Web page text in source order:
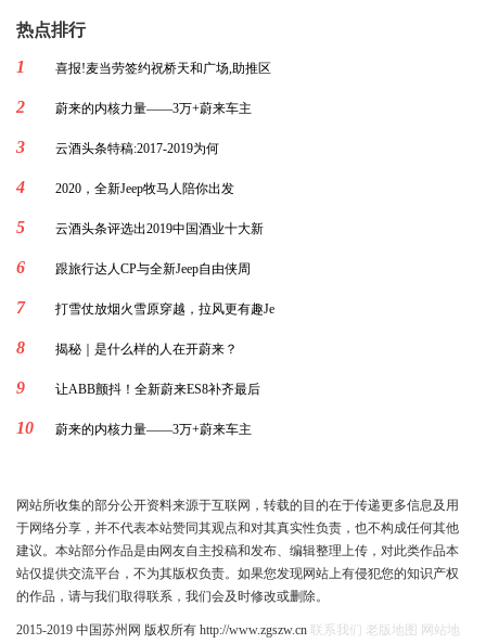
热点排行
1
喜报!麦当劳签约祝桥天和广场,助推区
2 蔚来的内核力量——3万+蔚来车主
3 云酒头条特稿:2017-2019为何
4 2020，全新Jeep牧马人陪你出发
5 云酒头条评选出2019中国酒业十大新
6 跟旅行达人CP与全新Jeep自由侠周
7 打雪仗放烟火雪原穿越，拉风更有趣Je
8 揭秘｜是什么样的人在开蔚来？
9 让ABB颤抖！全新蔚来ES8补齐最后
10 蔚来的内核力量——3万+蔚来车主
网站所收集的部分公开资料来源于互联网，转载的目的在于传递更多信息及用
于网络分享，并不代表本站赞同其观点和对其真实性负责，也不构成任何其他
建议。本站部分作品是由网友自主投稿和发布、编辑整理上传，对此类作品本
站仅提供交流平台，不为其版权负责。如果您发现网站上有侵犯您的知识产权
的作品，请与我们取得联系，我们会及时修改或删除。
2015-2019 中国苏州网 版权所有 http://www.zgszw.cn 联系我们 老版地图
网站地